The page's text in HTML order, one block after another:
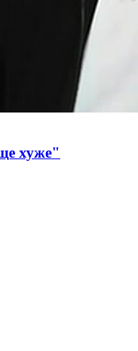
хуже"